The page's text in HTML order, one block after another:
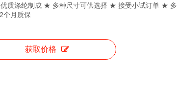
质涤纶制成 ★ 多种尺寸可供选择 ★ 接受小试订单 ★ 多
月质保
获取价格